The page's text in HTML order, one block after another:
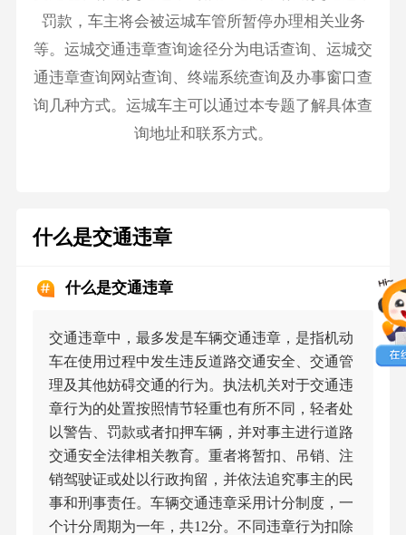
罚款，车主将会被运城车管所暂停办理相关业务
等。 运城交通违章查询途径分为电话查询、 运城交
通违章查询网站查询、终端系统查询及办事窗口查
询几种方式。 运城车主可以通过本专题了解具体查
询地址和联系方式。
什么是交通违章
什么是交通违章
交通违章中，最多发是车辆交通违章，是指机动
车在使用过程中发生违反道路交通安全、交通管
理及其他妨碍交通的行为。执法机关对于交通违
章行为的处置按照情节轻重也有所不同，轻者处
以警告、罚款或者扣押车辆，并对事主进行道路
交通安全法律相关教育。重者将暂扣、吊销、注
销驾驶证或处以行政拘留，并依法追究事主的民
事和刑事责任。车辆交通违章采用计分制度，一
个计分周期为一年，共12分。不同违章行为扣除